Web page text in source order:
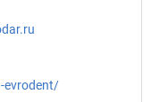
evrodent/